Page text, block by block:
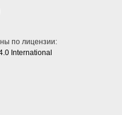
по лицензии:
International